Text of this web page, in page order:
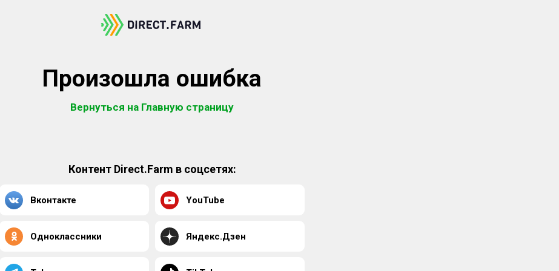
Произошла ошибка
Вернуться на Главную страницу
Контент Direct.Farm в соцсетях:
Вконтакте YouTube
Одноклассники Яндекс.Дзен